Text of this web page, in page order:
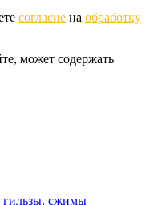
согласие на обработку
может содержать
гильзы, сжимы